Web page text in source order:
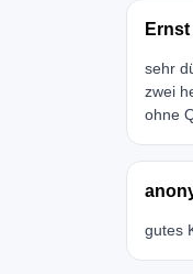
Ernst
sehr
zwei
ohne
gutes